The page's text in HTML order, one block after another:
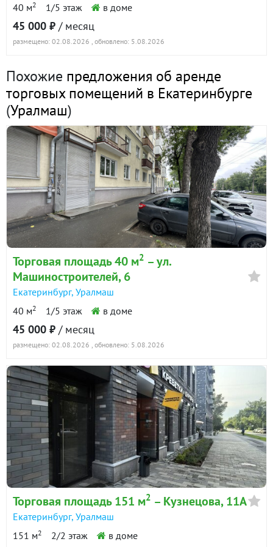
40 м2 1/5 этаж в доме
45 000 ₽ / месяц
размещено: 02.08.2026 , обновлено: 5.08.2026
Похожие предложения об аренде
торговых помещений в Екатеринбурге
(Уралмаш)
Торговая площадь 40 м2 – ул.
Машиностроителей, 6
Екатеринбург, Уралмаш
40 м2 1/5 этаж в доме
45 000 ₽ / месяц
размещено: 02.08.2026 , обновлено: 5.08.2026
Торговая площадь 151 м2 – Кузнецова, 11А
Екатеринбург, Уралмаш
151 м2 2/2 этаж в доме